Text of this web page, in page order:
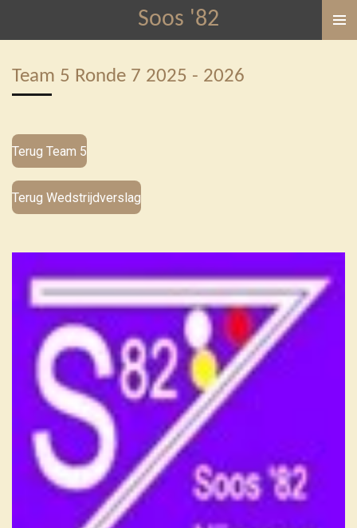
direct
de
hoofdinhoud
Soos '82
Team 5 Ronde 7 2025 - 2026
Terug Team 5
Terug Wedstrijdverslag